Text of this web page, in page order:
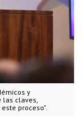
y
claves,
proceso”.